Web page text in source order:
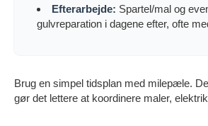
Efterarbejde: Spartel/mal og
gulvreparation i dagene efter, ofte
Brug en simpel tidsplan med milepæle.
gør det lettere at koordinere maler,